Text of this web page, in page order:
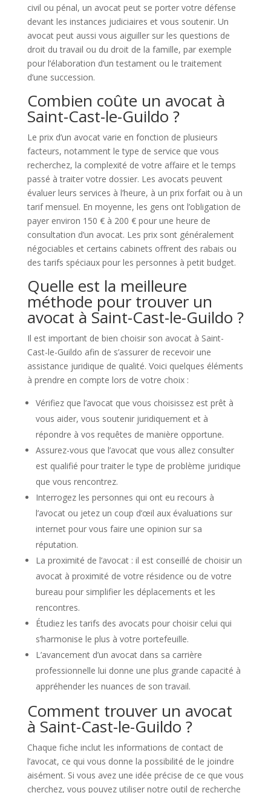
civil ou pénal, un avocat peut se porter votre défense
devant les instances judiciaires et vous soutenir. Un
avocat peut aussi vous aiguiller sur les questions de
droit du travail ou du droit de la famille, par exemple
pour l’élaboration d’un testament ou le traitement
d’une succession.
Combien coûte un avocat à
Saint-Cast-le-Guildo ?
Le prix d’un avocat varie en fonction de plusieurs
facteurs, notamment le type de service que vous
recherchez, la complexité de votre affaire et le temps
passé à traiter votre dossier. Les avocats peuvent
évaluer leurs services à l’heure, à un prix forfait ou à un
tarif mensuel. En moyenne, les gens ont l’obligation de
payer environ 150 € à 200 € pour une heure de
consultation d’un avocat. Les prix sont généralement
négociables et certains cabinets offrent des rabais ou
des tarifs spéciaux pour les personnes à petit budget.
Quelle est la meilleure
méthode pour trouver un
avocat à Saint-Cast-le-Guildo ?
Il est important de bien choisir son avocat à Saint-
Cast-le-Guildo afin de s’assurer de recevoir une
assistance juridique de qualité. Voici quelques éléments
à prendre en compte lors de votre choix :
Vérifiez que l’avocat que vous choisissez est prêt à
vous aider, vous soutenir juridiquement et à
répondre à vos requêtes de manière opportune.
Assurez-vous que l’avocat que vous allez consulter
est qualifié pour traiter le type de problème juridique
que vous rencontrez.
Interrogez les personnes qui ont eu recours à
l’avocat ou jetez un coup d’œil aux évaluations sur
internet pour vous faire une opinion sur sa
réputation.
La proximité de l’avocat : il est conseillé de choisir un
avocat à proximité de votre résidence ou de votre
bureau pour simplifier les déplacements et les
rencontres.
Étudiez les tarifs des avocats pour choisir celui qui
s’harmonise le plus à votre portefeuille.
L’avancement d’un avocat dans sa carrière
professionnelle lui donne une plus grande capacité à
appréhender les nuances de son travail.
Comment trouver un avocat
à Saint-Cast-le-Guildo ?
Chaque fiche inclut les informations de contact de
l’avocat, ce qui vous donne la possibilité de le joindre
aisément. Si vous avez une idée précise de ce que vous
cherchez, vous pouvez utiliser notre outil de recherche